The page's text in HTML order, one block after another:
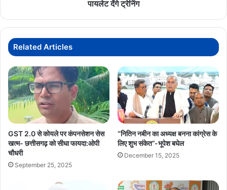
सचिन
,
प्रदेश
प्रभारी
सचिन
पायलेट
देंगे
ट्रेनिंग
पायलेट देंगे ट्रेनिंग
Related Articles
GST 2.0 से कोयले पर कंपनसेशन सेस
खत्म- छत्तीसगढ़ को सीधा फायदा:ओपी
चौधरी
September 25, 2025
“नितिन नबीन का अध्यक्ष बनना कांग्रेस के
लिए शुभ संकेत”-भूपेश बघेल
December 15, 2025